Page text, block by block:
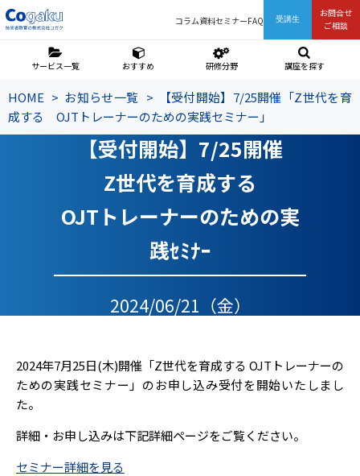
コラム資料セミナーFAQ 受講生
お問合せ
ご相談
サービス一覧 おすすめ 研修分野 講座を探す
HOME お知らせ一覧
【受付開始】7/25開催「Z世代を育
成する OJTトレーナーのための実践セミナー」
【受付開始】7/25開催
Z世代を育成する
OJTトレーナーのための実
践ｾﾐﾅｰ
2024/06/21（金）
2024年7月25日(木)開催「Z世代を育成する OJTトレーナーの
ための実践セミナー」のお申し込み受付を開始いたしまし
た。
詳細・お申し込みは下記詳細ページをご覧ください。
セミナー詳細を見る